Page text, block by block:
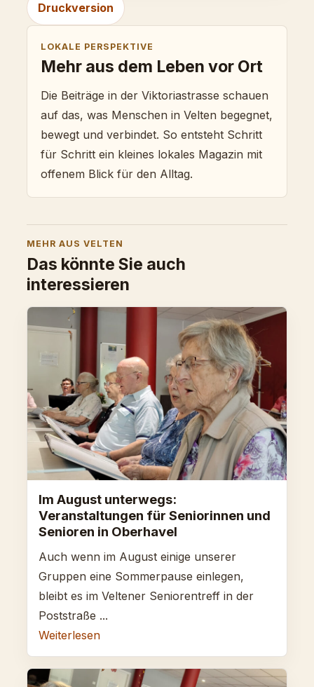
Druckversion
LOKALE PERSPEKTIVE
Mehr aus dem Leben vor Ort
Die Beiträge in der Viktoriastrasse schauen
auf das, was Menschen in Velten begegnet,
bewegt und verbindet. So entsteht Schritt
für Schritt ein kleines lokales Magazin mit
offenem Blick für den Alltag.
MEHR AUS VELTEN
Das könnte Sie auch
interessieren
Im August unterwegs:
Veranstaltungen für Seniorinnen und
Senioren in Oberhavel
Auch wenn im August einige unserer
Gruppen eine Sommerpause einlegen,
bleibt es im Veltener Seniorentreff in der
Poststraße ...
Weiterlesen